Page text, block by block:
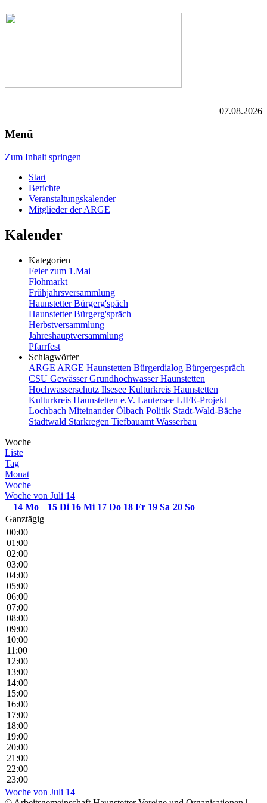
07.08.2026
Menü
Zum Inhalt springen
Start
Berichte
Veranstaltungskalender
Mitglieder der ARGE
Kalender
Kategorien
Feier zum 1.Mai
Flohmarkt
Frühjahrsversammlung
Haunstetter Bürgerg'späch
Haunstetter Bürgerg'spräch
Herbstversammlung
Jahreshauptversammlung
Pfarrfest
Schlagwörter
ARGE ARGE Haunstetten Bürgerdialog Bürgergespräch
CSU GewässerGrundhochwasserHaunstetten
Hochwasserschutz Ilsesee Kulturkreis Haunstetten
Kulturkreis Haunstetten e.V. Lautersee LIFE-Projekt
Lochbach MiteinanderÖlbach Politik Stadt-Wald-Bäche
Stadtwald Starkregen Tiefbauamt Wasserbau
Woche
Liste
Tag
Monat
Woche
Woche von Juli 14
14 Mo 15 Di 16 Mi 17 Do 18 Fr 19 Sa 20 So
Ganztägig
00:00
01:00
02:00
03:00
04:00
05:00
06:00
07:00
08:00
09:00
10:00
11:00
12:00
13:00
14:00
15:00
16:00
17:00
18:00
19:00
20:00
21:00
22:00
23:00
Woche von Juli 14